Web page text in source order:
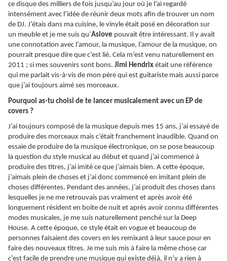
ce disque des milliers de fois jusqu’au jour où je l’ai regardé
intensément avec l’idée de réunir deux mots afin de trouver un nom
de DJ. J’étais dans ma cuisine, le vinyle était posé en décoration sur
un meuble et je me suis qu’Aslove pouvait être intéressant. Il y avait
une connotation avec l’amour, la musique, l’amour de la musique, on
pourrait presque dire que c’est lié. Cela m’est venu naturellement en
2011 ; si mes souvenirs sont bons. Jimi Hendrix était une référence
qui me parlait vis-à-vis de mon père qui est guitariste mais aussi parce
que j’ai toujours aimé ses morceaux.
Pourquoi as-tu choisi de te lancer musicalement avec un EP de
covers ?
J’ai toujours composé de la musique depuis mes 15 ans, j’ai essayé de
produire des morceaux mais c’était franchement inaudible. Quand on
essaie de produire de la musique électronique, on se pose beaucoup
la question du style musical au début et quand j’ai commencé à
produire des titres, j’ai imité ce que j’aimais bien. A cette époque,
j’aimais plein de choses et j’ai donc commencé en imitant plein de
choses différentes. Pendant des années, j’ai produit des choses dans
lesquelles je ne me retrouvais pas vraiment et après avoir été
longuement résident en boite de nuit et après avoir connu différentes
modes musicales, je me suis naturellement penché sur la Deep
House. A cette époque, ce style était en vogue et beaucoup de
personnes faisaient des covers en les remixant à leur sauce pour en
faire des nouveaux titres. Je me suis mis à faire la même chose car
c’est facile de prendre une musique qui existe déjà, il n’y a rien à